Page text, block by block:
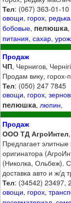
Тел: (067) 363-01-10
овощи, горох, редька
бобовые, пелюшка,
питания,сахар,
Продаж
ЧП, Чернигов,
Продам вику,
Тел: (050) 247 7845
овощи, горох,
пелюшка,люпин,
Продаж
ООО ТД АгроИнтел
Предлагает
оригинатора
(Николка, Ольбеж).
доставка авто и ж/д
Тел: (34542) 23497,
овощи, горох,